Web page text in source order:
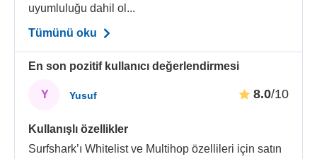
uyumluluğu dahil ol...
Tümünü oku
En son pozitif kullanıcı değerlendirmesi
Y Yusuf 8.0/10
Kullanışlı özellikler
Surfshark’ı Whitelist ve Multihop özellileri için satın